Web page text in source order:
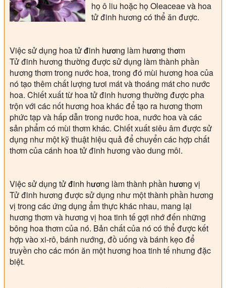
họ ô liu hoặc họ Oleaceae và hoa
tử đinh hương có thể ăn được.
Việc sử dụng hoa tử đinh hương làm hương thơm
Tử đinh hương thường được sử dụng làm thành phần
hương thơm trong nước hoa, trong đó mùi hương hoa của
nó tạo thêm chất lượng tươi mát và thoáng mát cho nước
hoa. Chiết xuất từ hoa tử đinh hương thường được pha
trộn với các nốt hương hoa khác để tạo ra hương thơm
phức tạp và hấp dẫn trong nước hoa, nước hoa và các
sản phẩm có mùi thơm khác. Chiết xuất siêu âm được sử
dụng như một kỹ thuật hiệu quả để chuyển các hợp chất
thơm của cánh hoa tử đinh hương vào dung môi.
Việc sử dụng tử đinh hương làm thành phần hương vị
Tử đinh hương được sử dụng như một thành phần hương
vị trong các ứng dụng ẩm thực khác nhau, mang lại
hương thơm và hương vị hoa tinh tế gợi nhớ đến những
bông hoa thơm của nó. Bản chất của nó có thể được kết
hợp vào xi-rô, bánh nướng, đồ uống và bánh kẹo để
truyền cho các món ăn một hương hoa tinh tế nhưng đặc
biệt.